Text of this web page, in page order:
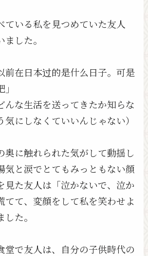
ている私を見つめていた友人
した。
前在日本过的是什么日子。可是
んな生活を送ってきたか知らな
気にしなくていいんじゃない）
奥に触れられた気がして動揺し
気と涙でとてもみっともない顔
見た友人は「泣かないで、泣か
てて、変顔をして私を笑わせよ
た。
堂で友人は、自分の子供時代の